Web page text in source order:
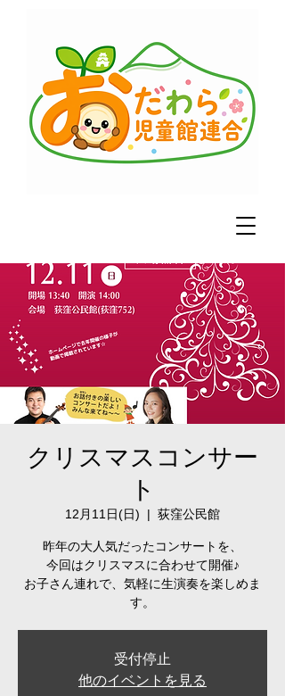
クリスマスコンサー
ト
12月11日(日)
  |
荻窪公民館
昨年の大人気だったコンサートを、
今回はクリスマスに合わせて開催♪
お子さん連れで、気軽に生演奏を楽しめま
す。
受付停止
他のイベントを見る